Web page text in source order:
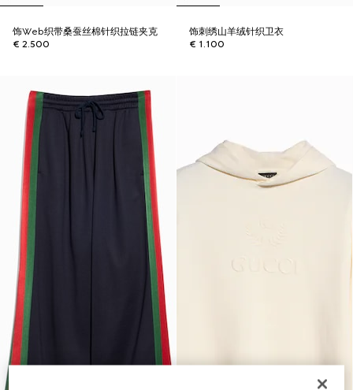
饰Web织带桑蚕丝棉针织拉链夹克
€ 2.500
饰刺绣山羊绒针织卫衣
€ 1.100